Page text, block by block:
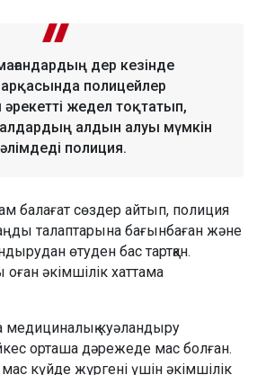
дер кезінде
полицейлер
жедел тоқтатып,
алдын алуы мүмкін
полиция.
балағат сөздер айтып, полиция
талаптарына бағынбаған және
өтуден бас тартқан.
әкімшілік хаттама
куәландыру
орташа дәрежеде мас болған.
күйде жүргені үшін әкімшілік